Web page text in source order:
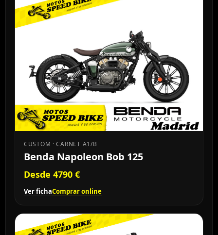
CUSTOM · CARNET A1/B
Benda Napoleon Bob 125
Desde 4790 €
Ver fichaComprar online